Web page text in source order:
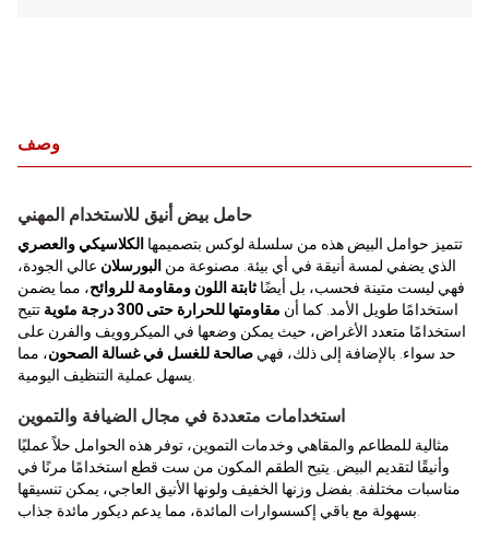
وصف
حامل بيض أنيق للاستخدام المهني
تتميز حوامل البيض هذه من سلسلة لوكس بتصميمها الكلاسيكي والعصري
الذي يضفي لمسة أنيقة في أي بيئة. مصنوعة من البورسلان عالي الجودة،
فهي ليست متينة فحسب، بل أيضًا ثابتة اللون ومقاومة للروائح، مما يضمن
استخدامًا طويل الأمد. كما أن مقاومتها للحرارة حتى 300 درجة مئوية
تتيح
استخدامًا متعدد الأغراض، حيث يمكن وضعها في الميكروويف والفرن على
حد سواء. بالإضافة إلى ذلك، فهي صالحة للغسل في غسالة الصحون، مما
استخدامات متعددة في مجال الضيافة والتموين
مثالية للمطاعم والمقاهي وخدمات التموين، توفر هذه الحوامل حلاً عمليًا
وأنيقًا لتقديم البيض. يتيح الطقم المكون من ست قطع استخدامًا مرنًا في
مناسبات مختلفة. بفضل وزنها الخفيف ولونها الأنيق العاجي، يمكن تنسيقها